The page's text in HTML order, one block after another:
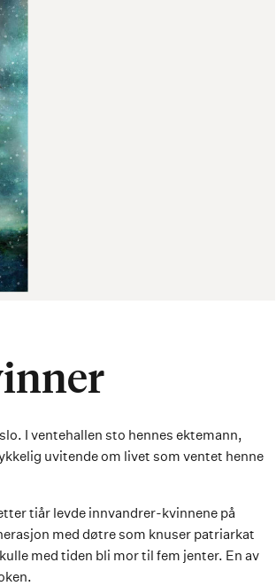
I ventehallen sto hennes ektemann,
uvitende om livet som ventet henne
tiår levde innvandrer-kvinnene på
med døtre som knuser patriarkat
med tiden bli mor til fem jenter. En av